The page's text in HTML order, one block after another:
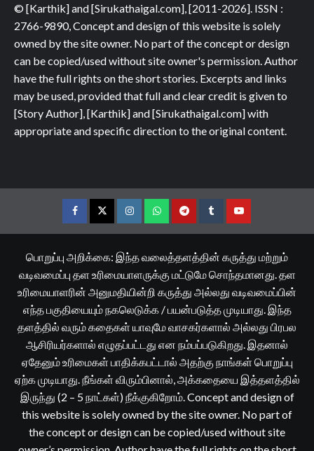
© [Karthik] and [Sirukathaigal.com], [2011-2026]. ISSN :
2766-9890, Concept and design of this website is solely
owned by the site owner. No part of the concept or design
can be copied/used without site owner's permission. Author
have the full rights on the short stories. Excerpts and links
may be used, provided that full and clear credit is given to
[Story Author], [Karthik] and [Sirukathaigal.com] with
appropriate and specific direction to the original content.
FacebookTwitterInstagramWhatsappTelegramTumblrYouTube
பொறுப்பு அறிக்கை: இந்த வலைத்தளத்தின் கருத்து மற்றும்
வடிவமைப்பு தள உரிமையாளருக்கு மட்டுமே சொந்தமானது. தள
உரிமையாளரின் அனுமதியின்றி கருத்து அல்லது வடிவமைப்பின்
எந்த பகுதியையும் நகலெடுக்க / பயன்படுத்த முடியாது. இந்த
தளத்தில் வரும் கதைகள் யாவுமே வாசகர்களால் அல்லது பிரபல
ஆசிரியர்களால் எழுதப்பட்டது என நம்பப்படுகிறது. இதனால்
ஏதேனும் உரிமைகள் பாதிக்கபட்டால் அதற்கு நாங்கள் பொறுப்பு
ஏற்க முடியாது. நீங்கள் விரும்பினால், அக்கதையை இத்தளத்தில்
இருந்து (2 – 5 நாட்கள்) நீக்குகிறோம். Concept and design of
this website is solely owned by the site owner. No part of
the concept or design can be copied/used without site